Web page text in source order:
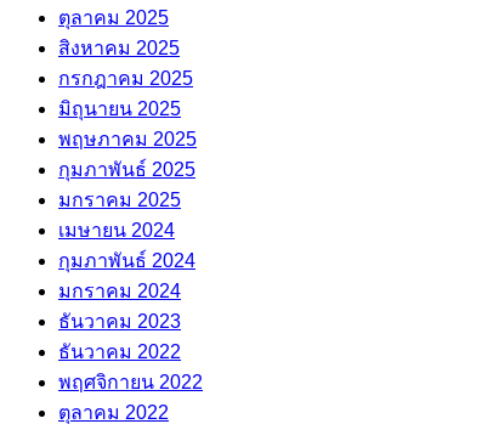
ตุลาคม 2025
สิงหาคม 2025
กรกฎาคม 2025
มิถุนายน 2025
พฤษภาคม 2025
กุมภาพันธ์ 2025
มกราคม 2025
เมษายน 2024
กุมภาพันธ์ 2024
มกราคม 2024
ธันวาคม 2023
ธันวาคม 2022
พฤศจิกายน 2022
ตุลาคม 2022